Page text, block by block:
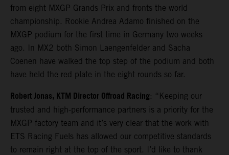
from eight MXGP Grands Prix and fronts the world
championship. Rookie Andrea Adamo finished on the
MXGP podium for the first time in Germany two weeks
ago. In MX2 both Simon Laengenfelder and Sacha
Coenen have walked the top step of the podium and both
have held the red plate in the eight rounds so far.
Robert Jonas, KTM Director Offroad Racing: “Keeping our
trusted and high-performance partners is a priority for the
MXGP factory team and it’s very clear that the work with
ETS Racing Fuels has allowed our competitive standards
to remain right at the top of the sport. I’d like to thank